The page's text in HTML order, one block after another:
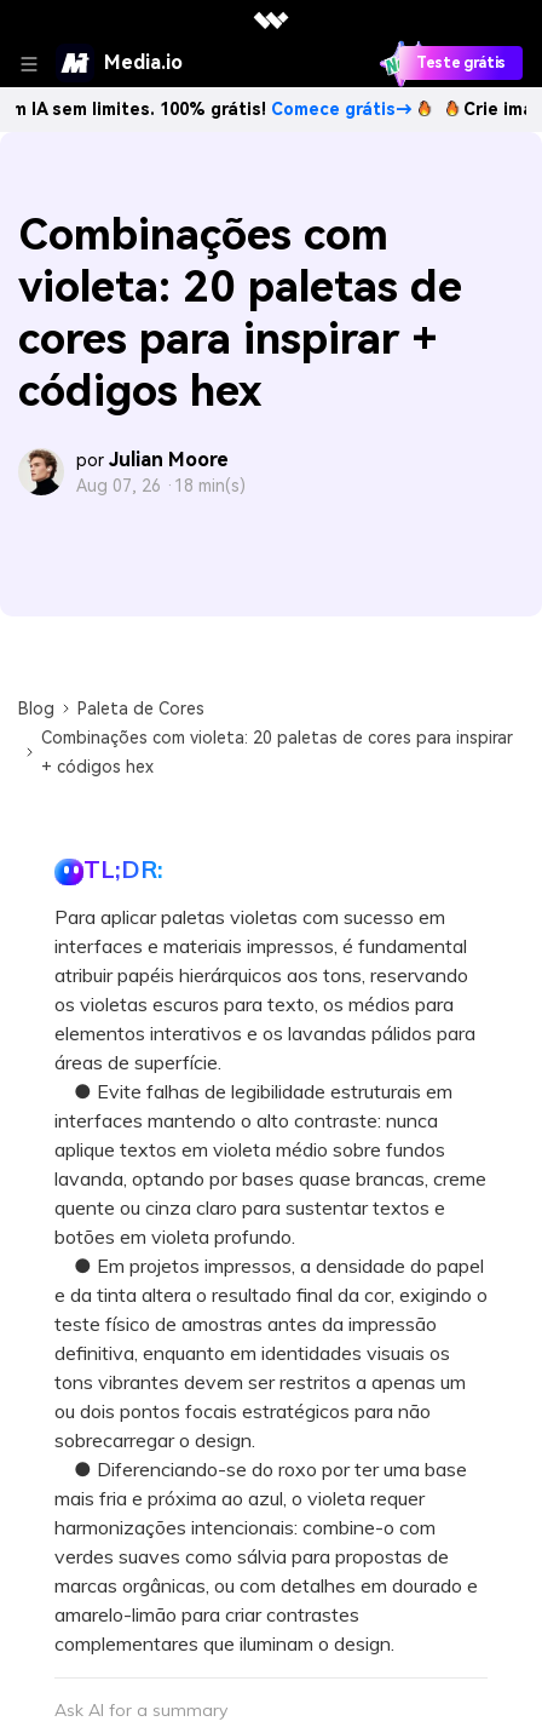
Media.io Teste grátis
limites. 100% grátis!Comece grátis→ Crie imagens
Combinações com
violeta: 20 paletas de
cores para inspirar +
códigos hex
por Julian Moore
Aug 07, 26 · 18 min(s)
Blog
Paleta de Cores
Combinações com violeta: 20 paletas de cores para inspirar
+ códigos hex
TL;DR:
Para aplicar paletas violetas com sucesso em
interfaces e materiais impressos, é fundamental
atribuir papéis hierárquicos aos tons, reservando
os violetas escuros para texto, os médios para
elementos interativos e os lavandas pálidos para
áreas de superfície.
● Evite falhas de legibilidade estruturais em
interfaces mantendo o alto contraste: nunca
aplique textos em violeta médio sobre fundos
lavanda, optando por bases quase brancas, creme
quente ou cinza claro para sustentar textos e
botões em violeta profundo.
● Em projetos impressos, a densidade do papel
e da tinta altera o resultado final da cor, exigindo o
teste físico de amostras antes da impressão
definitiva, enquanto em identidades visuais os
tons vibrantes devem ser restritos a apenas um
ou dois pontos focais estratégicos para não
sobrecarregar o design.
● Diferenciando-se do roxo por ter uma base
mais fria e próxima ao azul, o violeta requer
harmonizações intencionais: combine-o com
verdes suaves como sálvia para propostas de
marcas orgânicas, ou com detalhes em dourado e
amarelo-limão para criar contrastes
complementares que iluminam o design.
Ask AI for a summary